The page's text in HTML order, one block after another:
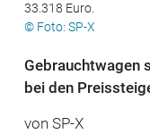
33.318 Euro.
© Foto: SP-X
Gebrauchtwagen
bei den
von SP-X